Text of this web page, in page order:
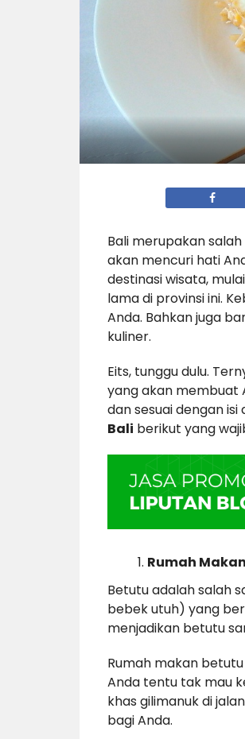
Bali merupakan
akan mencuri hati
destinasi wisata,
lama di provinsi ini.
Anda. Bahkan juga
kuliner.
Eits, tunggu dulu.
yang akan membuat
dan sesuai dengan
Bali berikut yang
Rumah
Betutu adalah salah
bebek utuh) yang
menjadikan betutu
Rumah makan
Anda tentu tak mau
khas gilimanuk di
bagi Anda.